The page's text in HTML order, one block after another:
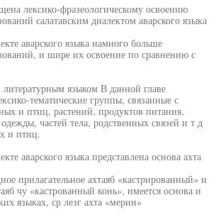
лексико-фразеологическому освоению
салатавским диалектом аварского языка
аварского языка намного больше
и шире их освоение по сравнению с
языком В данной главе
тематические группы, связанные с
и птиц, растений, продуктов питания,
частей тела, родственных связей и т д
и птиц.
аварского языка представлена основа ахта
прилагательное ахтаяб «кастрированный» и
чу «кастрованный конь», имеется основа и
языках, ср лезг ахта «мерин»